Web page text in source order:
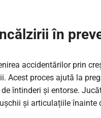
în
accidentărilor prin
Acest proces ajută la
întinderi și entorse.
și articulațiile înainte